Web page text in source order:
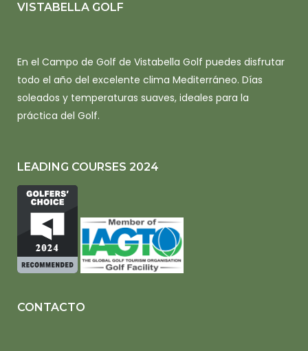
VISTABELLA GOLF
En el Campo de Golf de Vistabella Golf puedes disfrutar
todo el año del excelente clima Mediterráneo. Días
soleados y temperaturas suaves, ideales para la
práctica del Golf.
LEADING COURSES 2024
CONTACTO